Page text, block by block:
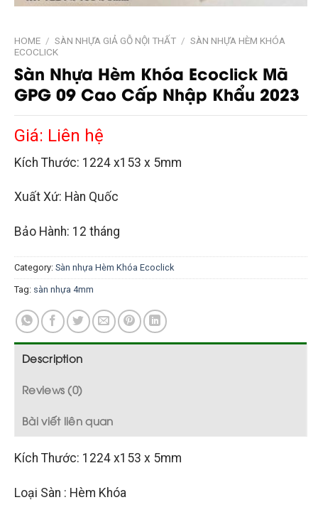
HOME / SÀN NHỰA GIẢ GỖ NỘI THẤT / SÀN NHỰA HÈM KHÓA
ECOCLICK
Sàn Nhựa Hèm Khóa Ecoclick Mã
GPG 09 Cao Cấp Nhập Khẩu 2023
Giá: Liên hệ
Kích Thước: 1224 x153 x 5mm
Xuất Xứ: Hàn Quốc
Bảo Hành: 12 tháng
Category: Sàn nhựa Hèm Khóa Ecoclick
Tag: sàn nhựa 4mm
Description
Reviews (0)
Bài viết liên quan
Kích Thước: 1224 x153 x 5mm
Loại Sàn : Hèm Khóa